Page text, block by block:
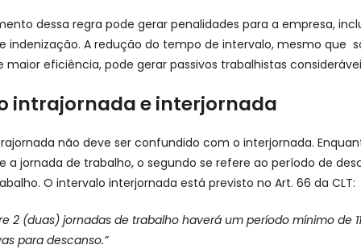
dessa regra pode gerar penalidades para a empresa,
indenização. A redução do tempo de intervalo, mesmo que
maior eficiência, pode gerar passivos trabalhistas
intrajornada e interjornada
não deve ser confundido com o interjornada.
a jornada de trabalho, o segundo se refere ao período de
O intervalo interjornada está previsto no Art. 66 da CLT:
2 (duas) jornadas de trabalho haverá um período mínimo de
para descanso.”